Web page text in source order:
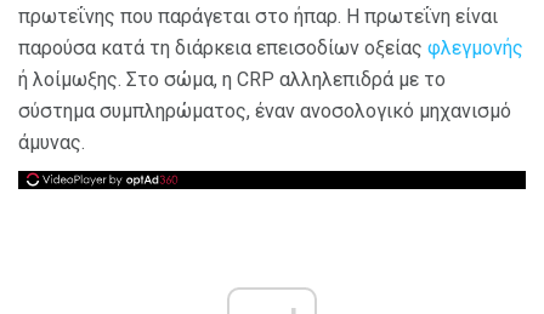
πρωτεΐνης που παράγεται στο ήπαρ. Η πρωτεΐνη είναι
παρούσα κατά τη διάρκεια επεισοδίων οξείας φλεγμονής
ή λοίμωξης. Στο σώμα, η CRP αλληλεπιδρά με το
σύστημα συμπληρώματος, έναν ανοσολογικό μηχανισμό
άμυνας.